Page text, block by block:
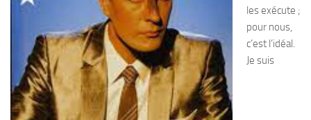
les exécute ;
pour nous,
c’est l’idéal.
Je suis